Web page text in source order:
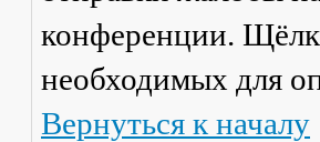
конференции.
необходимых для
Вернуться к началу